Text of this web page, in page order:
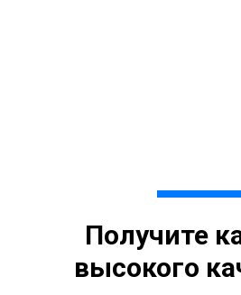
Получите
высокого